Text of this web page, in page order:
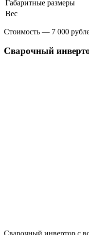
Габаритные размеры
Вес
Стоимость — 7 000
Сварочный
Сварочный инвертор с